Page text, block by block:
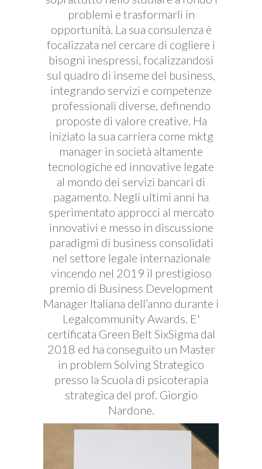
problemi e trasformarli in
opportunità. La sua consulenza è
focalizzata nel cercare di cogliere i
bisogni inespressi, focalizzandosi
sul quadro di inseme del business,
integrando servizi e competenze
professionali diverse, definendo
proposte di valore creative. Ha
iniziato la sua carriera come mktg
manager in società altamente
tecnologiche ed innovative legate
al mondo dei servizi bancari di
pagamento. Negli ultimi anni ha
sperimentato approcci al mercato
innovativi e messo in discussione
paradigmi di business consolidati
nel settore legale internazionale
vincendo nel 2019 il prestigioso
premio di Business Development
Manager Italiana dell’anno durante i
Legalcommunity Awards. E'
certificata Green Belt SixSigma dal
2018 ed ha conseguito un Master
in problem Solving Strategico
presso la Scuola di psicoterapia
strategica del prof. Giorgio
Nardone.